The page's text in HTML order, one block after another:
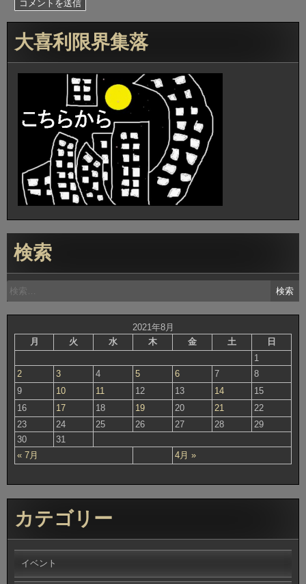
大喜利限界集落
検索
検
索:
2021年8月
月
火 水 木 金 土 日
« 7月 4月 »
1
2
3 4 5 6 7
8
9
10 11 12 13 14
15
16
17 18 19 20 21
22
23
24 25 26 27 28
29
30
31
カテゴリー
イベント